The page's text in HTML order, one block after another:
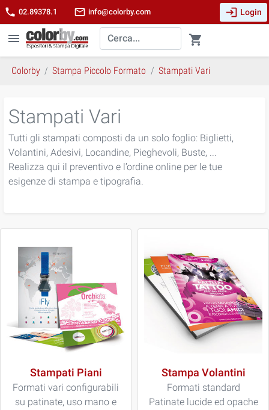
phone 02.89378.1 mail_outline info@colorby.com login Login
menu shopping_cart
Colorby Stampa Piccolo Formato Stampati Vari
Stampati Vari
Tutti gli stampati composti da un solo foglio: Biglietti,
Volantini, Adesivi, Locandine, Pieghevoli, Buste, ...
Realizza qui il preventivo e l’ordine online per le tue
esigenze di stampa e tipografia.
Stampati Piani
Formati vari configurabili
su patinate, uso mano e
Stampa Volantini
Formati standard
Patinate lucide ed opache